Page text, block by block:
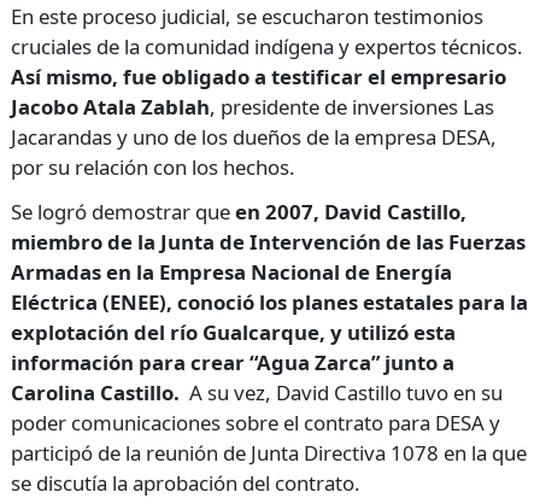
En este proceso judicial, se escucharon testimonios
cruciales de la comunidad indígena y expertos técnicos.
Así mismo, fue obligado a testificar el empresario
Jacobo Atala Zablah, presidente de inversiones Las
Jacarandas y uno de los dueños de la empresa DESA,
por su relación con los hechos.
Se logró demostrar queen 2007, David Castillo,
miembro de la Junta de Intervención de las Fuerzas
Armadas en la Empresa Nacional de Energía
Eléctrica (ENEE), conoció los planes estatales para la
explotación del río Gualcarque, y utilizó esta
información para crear “Agua Zarca” junto a
Carolina Castillo. A su vez, David Castillo tuvo en su
poder comunicaciones sobre el contrato para DESA y
participó de la reunión de Junta Directiva 1078 en la que
se discutía la aprobación del contrato.